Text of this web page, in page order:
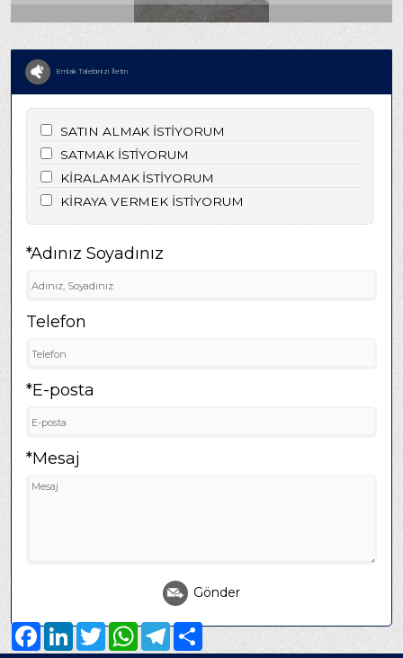
Emlak Talebinizi İletin
SATIN ALMAK İSTİYORUM
SATMAK İSTİYORUM
KİRALAMAK İSTİYORUM
KİRAYA VERMEK İSTİYORUM
*Adınız Soyadınız
Telefon
*E-posta
*Mesaj
Gönder
FacebookLinkedInTwitterWhatsAppTelegramShare